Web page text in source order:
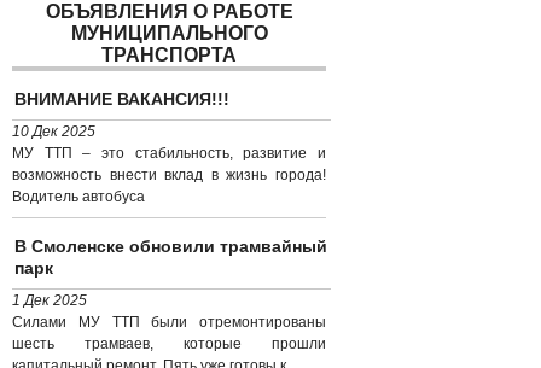
ОБЪЯВЛЕНИЯ О РАБОТЕ
МУНИЦИПАЛЬНОГО
ТРАНСПОРТА
ВНИМАНИЕ ВАКАНСИЯ!!!
10 Дек 2025
МУ ТТП – это стабильность, развитие и
возможность внести вклад в жизнь города!
Водитель автобуса
В Смоленске обновили трамвайный
парк
1 Дек 2025
Силами МУ ТТП были отремонтированы
шесть трамваев, которые прошли